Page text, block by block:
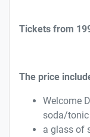
Tickets from
The price
Welcome
soda/
a glass of